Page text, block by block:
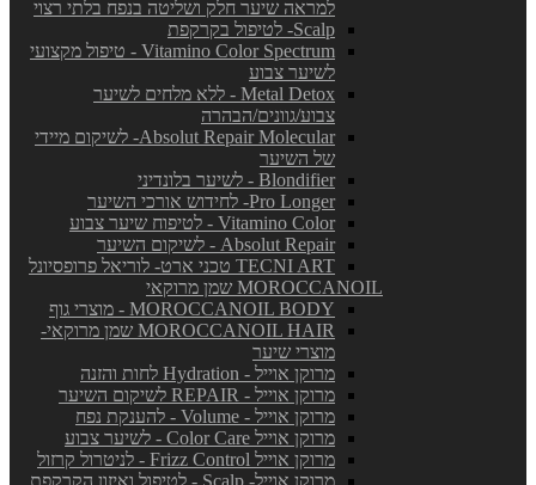
למראה שיער חלק ושליטה בנפח בלתי רצוי
Scalp- לטיפול בקרקפת
Vitamino Color Spectrum - טיפול מקצועי
לשיער צבוע
Metal Detox - ללא מלחים לשיער
צבוע/גוונים/הבהרה
Absolut Repair Molecular- לשיקום מיידי
של השיער
Blondifier - לשיער בלונדיני
Pro Longer- לחידוש אורכי השיער
Vitamino Color - לטיפוח שיער צבוע
Absolut Repair - לשיקום השיער
TECNI ART טכני ארט- לוריאל פרופסיונל
MOROCCANOIL שמן מרוקאי
MOROCCANOIL BODY - מוצרי גוף
MOROCCANOIL HAIR שמן מרוקאי-
מוצרי שיער
מרוקן אוייל - Hydration לחות והזנה
מרוקן אוייל - REPAIR לשיקום השיער
מרוקן אוייל - Volume - להענקת נפח
מרוקן אוייל Color Care - לשיער צבוע
מרוקן אוייל Frizz Control - לניטרול קרזול
מרוקן אוייל- Scalp - לטיפול ואיזון הקרקפת